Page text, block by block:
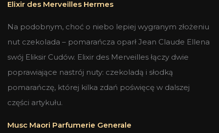
Elixir des Merveilles Hermes
Na podobnym, choć o niebo lepiej wygranym złożeniu
nut czekolada – pomarańcza oparł Jean Claude Ellena
swój Eliksir Cudów. Elixir des Merveilles łączy dwie
poprawiające nastrój nuty: czekoladą i słodką
pomarańczę, której kilka zdań poświęcę w dalszej
części artykułu.
Musc Maori Parfumerie Generale